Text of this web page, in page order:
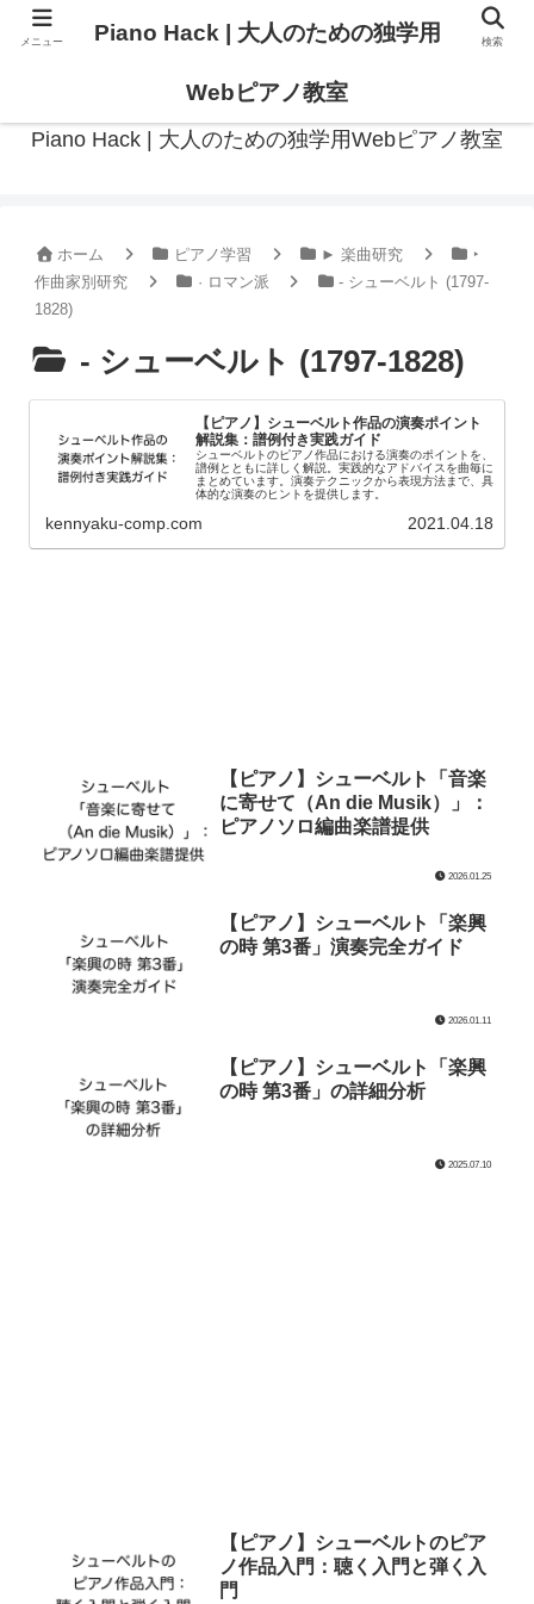
Piano Hack | 大人のための独学用Webピアノ教室
ホーム ピアノ学習 ► 楽曲研究
‣
作曲家別研究
· ロマン派
- シューベルト (1797-
1828)
- シューベルト (1797-1828)
【ピアノ】シューベルト作品の演奏ポイント
解説集：譜例付き実践ガイド
シューベルトのピアノ作品における演奏のポイントを、
譜例とともに詳しく解説。実践的なアドバイスを曲毎に
まとめています。演奏テクニックから表現方法まで、具
体的な演奏のヒントを提供します。
kennyaku-comp.com 2021.04.18
【ピアノ】シューベルト「音楽
に寄せて（An die Musik）」：
ピアノソロ編曲楽譜提供
2026.01.25
【ピアノ】シューベルト「楽興
の時 第3番」演奏完全ガイド
2026.01.11
【ピアノ】シューベルト「楽興
の時 第3番」の詳細分析
2025.07.10
【ピアノ】シューベルトのピア
ノ作品入門：聴く入門と弾く入
門
メニュー Piano Hack | 大人のための独学用
Webピアノ教室
検索